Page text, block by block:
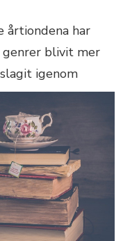
årtiondena har
genrer blivit mer
igenom